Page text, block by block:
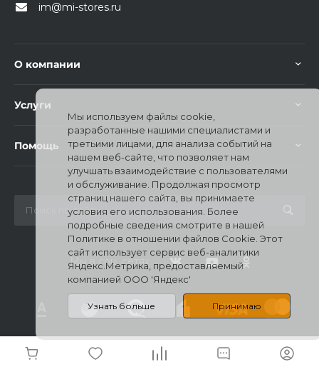
im@mi-stores.ru
О компании
Услуги
Помощь
Мы в соц. сетях
© 2026 Mi Stores, Все права защищены
Мы используем файлы cookie,
разработанные нашими специалистами и
третьими лицами, для анализа событий на
нашем веб-сайте, что позволяет нам
улучшать взаимодействие с пользователями
и обслуживание. Продолжая просмотр
страниц нашего сайта, вы принимаете
условия его использования. Более
подробные сведения смотрите в нашей
Политике в отношении файлов Cookie. Этот
сайт использует сервис веб-аналитики
Яндекс.Метрика, предоставляемый
компанией ООО 'Яндекс'
Узнать больше Принимаю